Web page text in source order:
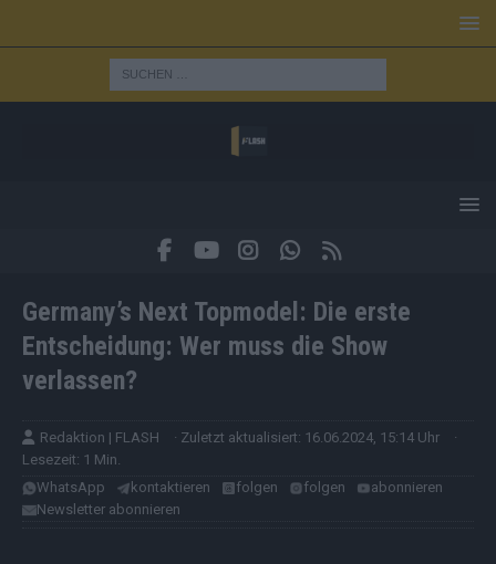
Germany’s Next Topmodel: Die erste
Entscheidung: Wer muss die Show
verlassen?
Redaktion | FLASH · Zuletzt aktualisiert: 16.06.2024, 15:14 Uhr
·
Lesezeit: 1 Min.
WhatsApp
kontaktieren folgen folgen
abonnieren
Newsletter abonnieren